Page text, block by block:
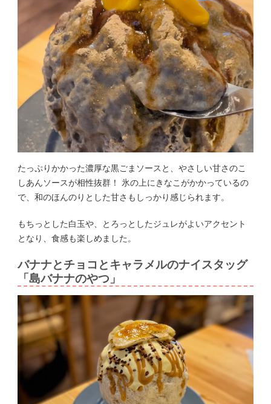
たっぷりかかった濃厚な黒ごまソースと、やさしい甘さのこ
しあんソースが相性抜群！ 氷の上にきなこがかかっているの
で、和のほんのりとした甘さもしっかり感じられます。
もちっとした白玉や、とろっとしたジュレがよいアクセント
となり、食感も楽しめました。
バナナとチョコとキャラメルのナイスタッグ
「島バナナのやつ」